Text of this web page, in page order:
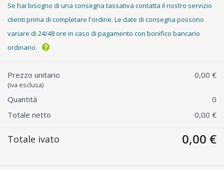
Se hai bisogno di una consegna tassativa contatta il nostro servizio
clienti prima di completare l'ordine. Le date di consegna possono
variare di 24/48 ore in caso di pagamento con bonifico bancario
ordinario.
Prezzo unitario
(iva esclusa)
0,00 €
Quantità
0
Totale netto
0,00 €
Totale ivato 0,00 €